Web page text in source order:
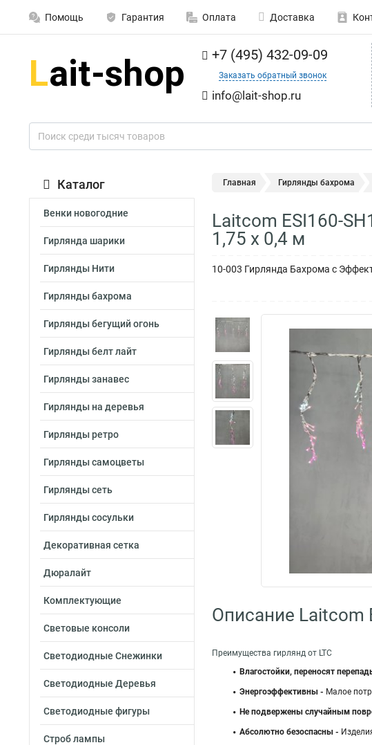
Помощь Гарантия Оплата Доставка
+7 (495) 432-09-09
Заказать обратный звонок
info@lait-shop.ru
Каталог
Венки новогодние
Гирлянда шарики
Гирлянды Нити
Гирлянды бахрома
Гирлянды бегущий огонь
Гирлянды белт лайт
Гирлянды занавес
Гирлянды на деревья
Гирлянды ретро
Гирлянды самоцветы
Гирлянды сеть
Гирлянды сосульки
Декоративная сетка
Дюралайт
Комплектующие
Световые консоли
Светодиодные Снежинки
Светодиодные Деревья
Светодиодные фигуры
Строб лампы
Главная Гирлянды бахрома
Laitcom ESI160-
1,75 x 0,4 м
10-003 Гирлянда Бахрома с
Описание Laitcom
Преимущества гирлянд от LTC
Влагостойки, переносят
Энергоэффективны - Малое
Не подвержены случайным
Абсолютно безоспасны -